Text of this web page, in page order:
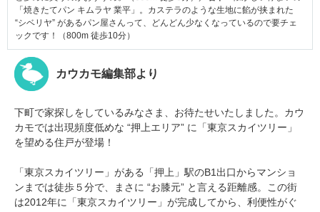
「焼きたてパン キムラヤ 業平」。カステラのような生地に餡が挟まれた
“シベリヤ” があるパン屋さんって、どんどん少なくなっているので要チェ
ックです！（800m 徒歩10分）
カウカモ編集部より
下町で家探しをしているみなさま、お待たせいたしました。カウ
カモでは出現頻度低めな “押上エリア” に「東京スカイツリー」
を望める住戸が登場！
「東京スカイツリー」がある「押上」駅のB1出口からマンショ
ンまでは徒歩５分で、まさに “お膝元” と言える距離感。この街
は2012年に「東京スカイツリー」が完成してから、利便性がぐ